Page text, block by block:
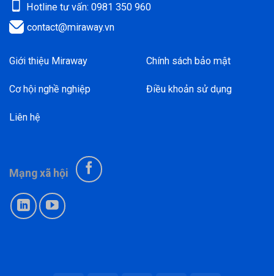
Hotline tư vấn: 0981 350 960
contact@miraway.vn
Giới thiệu Miraway
Cơ hội nghề nghiệp
Liên hệ
Chính sách bảo mật
Điều khoản sử dụng
Mạng xã hội